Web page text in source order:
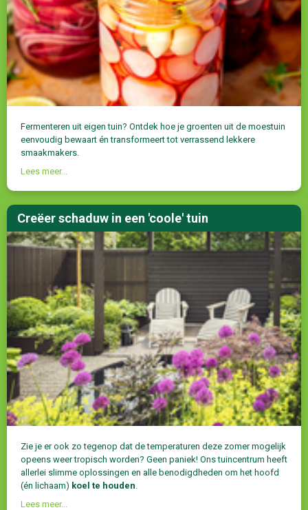
Fermenteren uit eigen tuin? Ontdek hoe je groenten uit de moestuin
eenvoudig bewaart én transformeert tot verrassend lekkere
smaakmakers.
Lees meer...
Creëer schaduw in een 'coole' tuin
Zie je er ook zo tegenop dat de temperaturen deze zomer mogelijk
opeens weer tropisch worden? Geen paniek! Ons tuincentrum heeft
allerlei slimme oplossingen en alle benodigdheden om het hoofd
(én lichaam) koel te houden
Lees meer...